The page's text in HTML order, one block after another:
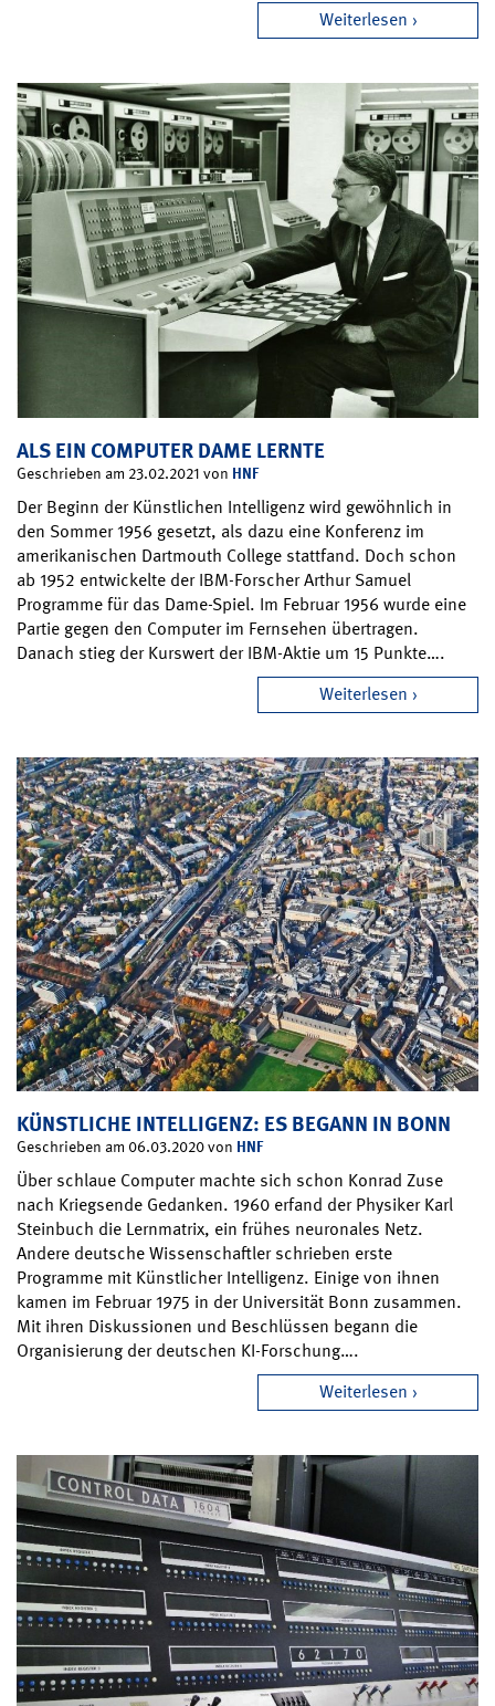
Weiterlesen
ALS EIN COMPUTER DAME LERNTE
Geschrieben am 23.02.2021 von HNF
Der Beginn der Künstlichen Intelligenz wird gewöhnlich in
den Sommer 1956 gesetzt, als dazu eine Konferenz im
amerikanischen Dartmouth College stattfand. Doch schon
ab 1952 entwickelte der IBM-Forscher Arthur Samuel
Programme für das Dame-Spiel. Im Februar 1956 wurde eine
Partie gegen den Computer im Fernsehen übertragen.
Danach stieg der Kurswert der IBM-Aktie um 15 Punkte….
Weiterlesen
KÜNSTLICHE INTELLIGENZ: ES BEGANN IN BONN
Geschrieben am 06.03.2020 von HNF
Über schlaue Computer machte sich schon Konrad Zuse
nach Kriegsende Gedanken. 1960 erfand der Physiker Karl
Steinbuch die Lernmatrix, ein frühes neuronales Netz.
Andere deutsche Wissenschaftler schrieben erste
Programme mit Künstlicher Intelligenz. Einige von ihnen
kamen im Februar 1975 in der Universität Bonn zusammen.
Mit ihren Diskussionen und Beschlüssen begann die
Organisierung der deutschen KI-Forschung….
Weiterlesen